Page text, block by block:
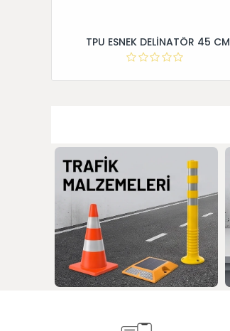
TPU ESNEK DELİNATÖR 45 CM